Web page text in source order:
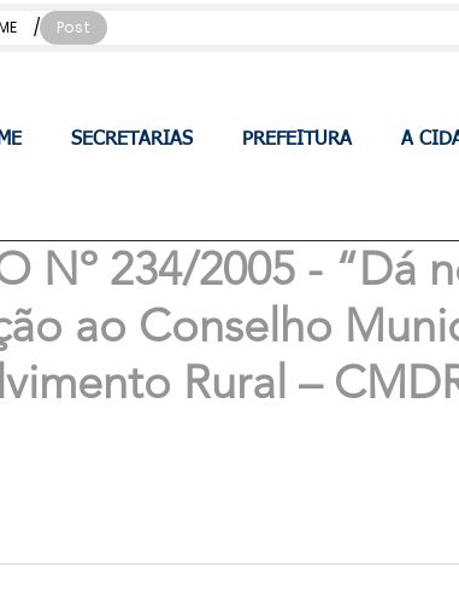
/ Post
SECRETARIAS PREFEITURA A
Nº 234/2005 - “Dá
ao Conselho
Rural –